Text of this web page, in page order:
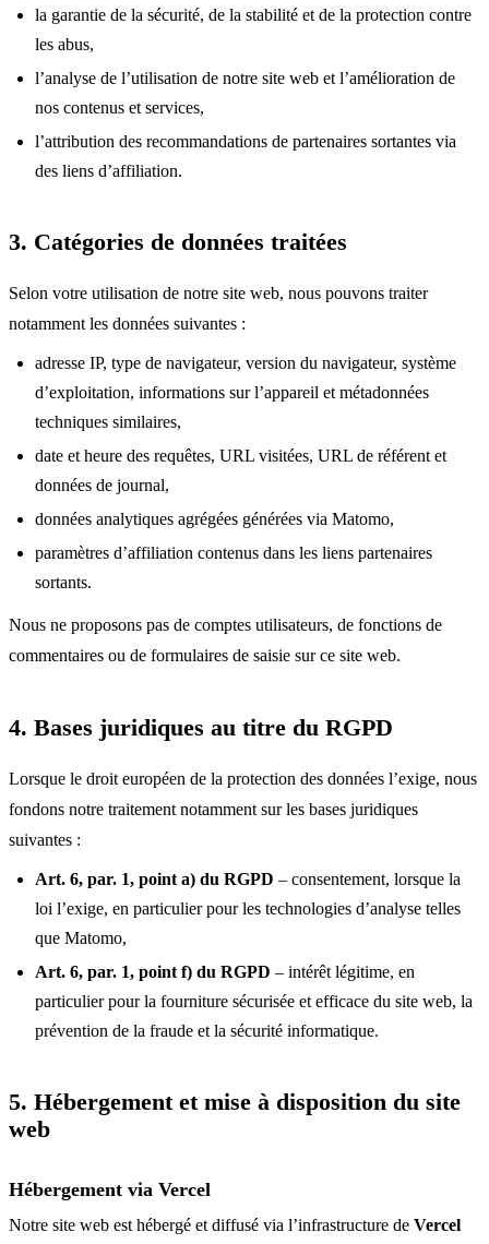
la garantie de la sécurité, de la stabilité et de la protection contre
les abus,
l’analyse de l’utilisation de notre site web et l’amélioration de
nos contenus et services,
l’attribution des recommandations de partenaires sortantes via
des liens d’affiliation.
3. Catégories de données traitées
Selon votre utilisation de notre site web, nous pouvons traiter
notamment les données suivantes :
adresse IP, type de navigateur, version du navigateur, système
d’exploitation, informations sur l’appareil et métadonnées
techniques similaires,
date et heure des requêtes, URL visitées, URL de référent et
données de journal,
données analytiques agrégées générées via Matomo,
paramètres d’affiliation contenus dans les liens partenaires
sortants.
Nous ne proposons pas de comptes utilisateurs, de fonctions de
commentaires ou de formulaires de saisie sur ce site web.
4. Bases juridiques au titre du RGPD
Lorsque le droit européen de la protection des données l’exige, nous
fondons notre traitement notamment sur les bases juridiques
suivantes :
Art. 6, par. 1, point a) du RGPD – consentement, lorsque la
loi l’exige, en particulier pour les technologies d’analyse telles
que Matomo,
Art. 6, par. 1, point f) du RGPD – intérêt légitime, en
particulier pour la fourniture sécurisée et efficace du site web, la
prévention de la fraude et la sécurité informatique.
5. Hébergement et mise à disposition du site
web
Hébergement via Vercel
Notre site web est hébergé et diffusé via l’infrastructure de Vercel